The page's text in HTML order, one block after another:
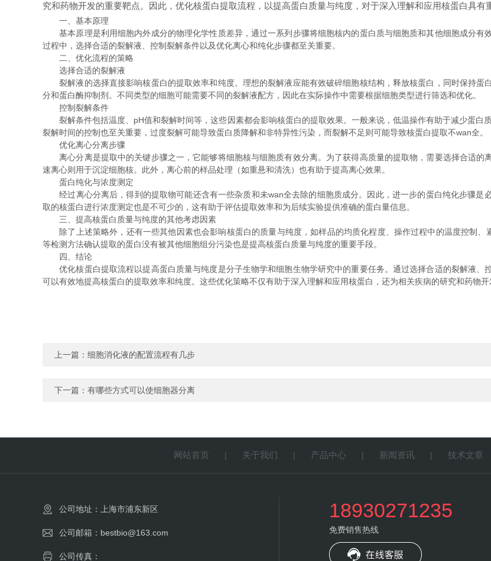
究和药物开发的重要靶点。因此，优化核蛋白提取流程，以提高蛋白质量与纯度，对于深入理解和应用核蛋白具有
一、基本原理
基本原理是利用细胞内外成分的物理化学性质差异，通过一系列步骤将细胞核内的蛋白质与细胞质和其他细胞成分有
过程中，选择合适的裂解液、控制裂解条件以及优化离心和纯化步骤都至关重要。
二、优化流程的策略
选择合适的裂解液
裂解液的选择直接影响核蛋白的提取效率和纯度。理想的裂解液应能有效破碎细胞核结构，释放核蛋白，同时保持蛋
分和蛋白酶抑制剂。不同类型的细胞可能需要不同的裂解液配方，因此在实际操作中需要根据细胞类型进行筛选和优化。
控制裂解条件
裂解条件包括温度、pH值和裂解时间等，这些因素都会影响核蛋白的提取效果。一般来说，低温操作有助于减少蛋白
裂解时间的控制也至关重要，过度裂解可能导致蛋白质降解和非特异性污染，而裂解不足则可能导致核蛋白提取不wan全。
优化离心分离步骤
离心分离是提取中的关键步骤之一，它能够将细胞核与细胞质有效分离。为了获得高质量的提取物，需要选择合适的
速离心则用于沉淀细胞核。此外，离心前的样品处理（如重悬和清洗）也有助于提高离心效果。
蛋白纯化与浓度测定
经过离心分离后，得到的提取物可能还含有一些杂质和未wan全去除的细胞质成分。因此，进一步的蛋白纯化步骤是
取的核蛋白进行浓度测定也是不可少的，这有助于评估提取效率和为后续实验提供准确的蛋白量信息。
三、提高核蛋白质量与纯度的其他考虑因素
除了上述策略外，还有一些其他因素也会影响核蛋白的质量与纯度，如样品的均质化程度、操作过程中的温度控制、
等检测方法确认提取的蛋白没有被其他细胞组分污染也是提高核蛋白质量与纯度的重要手段。
四、结论
优化核蛋白提取流程以提高蛋白质量与纯度是分子生物学和细胞生物学研究中的重要任务。通过选择合适的裂解液、
可以有效地提高核蛋白的提取效率和纯度。这些优化策略不仅有助于深入理解和应用核蛋白，还为相关疾病的研究和药物开
上一篇： 细胞消化液的配置流程有几步
下一篇： 有哪些方式可以使细胞器分离
网站首页 | 关于我们 | 产品中心 | 新闻资讯 | 技术文章
公司地址：上海市浦东新区
公司邮箱：bestbio@163.com
公司传真：
18930271235
免费销售热线